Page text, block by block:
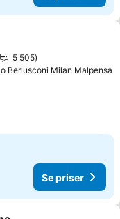
favoritter
5 505
Berlusconi Milan Malpensa
Se priser